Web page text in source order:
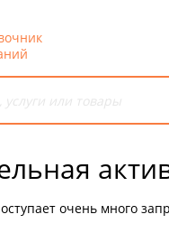
очень много